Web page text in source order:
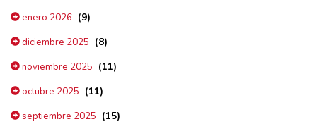
enero 2026 (9)
diciembre 2025 (8)
noviembre 2025 (11)
octubre 2025 (11)
septiembre 2025 (15)